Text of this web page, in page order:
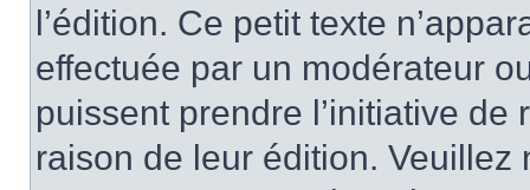
l’édition. Ce petit texte
effectuée par un modérateur
puissent prendre l’initiative
raison de leur édition.